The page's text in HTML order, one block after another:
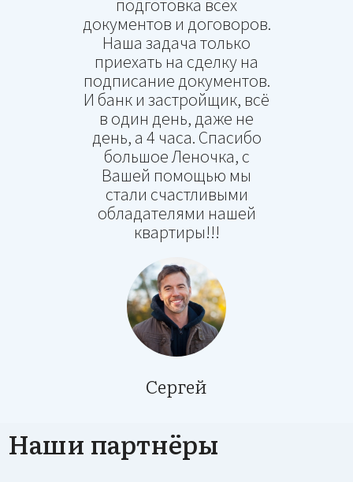
оформлении иппотеки,
подготовка всех
документов и договоров.
Наша задача только
приехать на сделку на
подписание документов.
И банк и застройщик, всё
в один день, даже не
день, а 4 часа. Спасибо
большое Леночка, с
Вашей помощью мы
стали счастливыми
обладателями нашей
Сергей
Наши партнёры